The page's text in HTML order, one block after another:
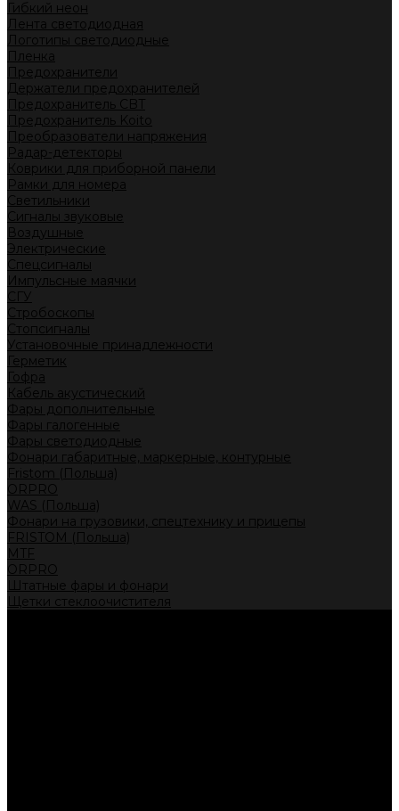
Гибкий неон
Лента светодиодная
Логотипы светодиодные
Пленка
Предохранители
Держатели предохранителей
Предохранитель CBT
Предохранитель Koito
Преобразователи напряжения
Радар-детекторы
Коврики для приборной панели
Рамки для номера
Светильники
Сигналы звуковые
Воздушные
Электрические
Спецсигналы
Импульсные маячки
СГУ
Стробоскопы
Стопсигналы
Установочные принадлежности
Герметик
Гофра
Кабель акустический
Фары дополнительные
Фары галогенные
Фары светодиодные
Фонари габаритные, маркерные, контурные
Fristom (Польша)
ORPRO
WAS (Польша)
Фонари на грузовики, спецтехнику и прицепы
FRISTOM (Польша)
MTF
ORPRO
Штатные фары и фонари
Щетки стеклоочистителя